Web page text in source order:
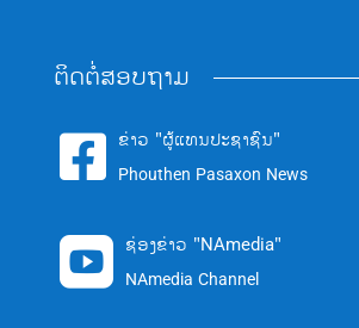
ຕິດຕໍ່ສອບຖາມ
 ຂ່າວ "ຜູ້ແທນປະຊາຊົນ"
Phouthen Pasaxon News
 ຊ່ອງຂ່າວ "NAmedia"
NAmedia Channel